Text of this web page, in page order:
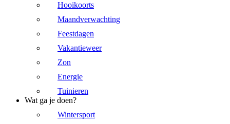
Hooikoorts
Maandverwachting
Feestdagen
Vakantieweer
Zon
Energie
Tuinieren
Wat ga je doen?
Wintersport